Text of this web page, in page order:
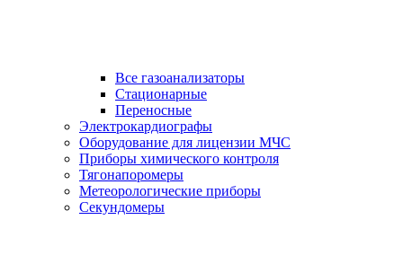
Все газоанализаторы
Cтационарные
Переносные
Электрокардиографы
Оборудование для лицензии МЧС
Приборы химического контроля
Тягонапоромеры
Метеорологические приборы
Секундомеры